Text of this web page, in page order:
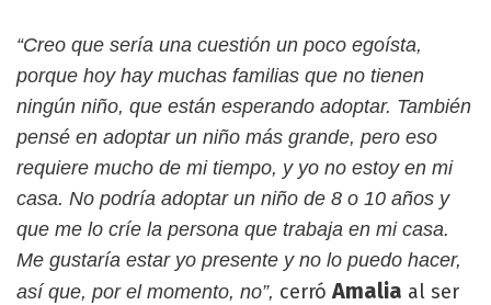
“Creo que sería una cuestión un poco egoísta,
porque hoy hay muchas familias que no tienen
ningún niño, que están esperando adoptar. También
pensé en adoptar un niño más grande, pero eso
requiere mucho de mi tiempo, y yo no estoy en mi
casa. No podría adoptar un niño de 8 o 10 años y
que me lo críe la persona que trabaja en mi casa.
Me gustaría estar yo presente y no lo puedo hacer,
así que, por el momento, no”, cerróAmalia al ser